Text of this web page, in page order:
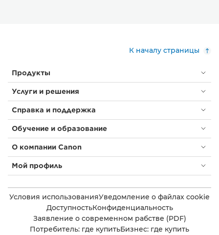
К началу страницы
Продукты
Услуги и решения
Справка и поддержка
Обучение и образование
О компании Canon
Мой профиль
Условия использованияУведомление о файлах cookie
ДоступностьКонфиденциальность
Заявление о современном рабстве (PDF)
Потребитель: где купитьБизнес: где купить